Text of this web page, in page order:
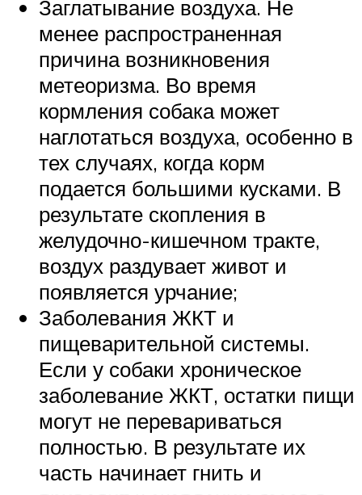
Заглатывание воздуха. Не
менее распространенная
причина возникновения
метеоризма. Во время
кормления собака может
наглотаться воздуха, особенно в
тех случаях, когда корм
подается большими кусками. В
результате скопления в
желудочно-кишечном тракте,
воздух раздувает живот и
появляется урчание;
Заболевания ЖКТ и
пищеварительной системы.
Если у собаки хроническое
заболевание ЖКТ, остатки пищи
могут не перевариваться
полностью. В результате их
часть начинает гнить и